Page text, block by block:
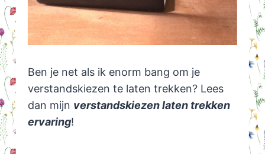
Ben je net als ik enorm bang om je
verstandskiezen te laten trekken? Lees
dan mijn verstandskiezen laten trekken
ervaring!